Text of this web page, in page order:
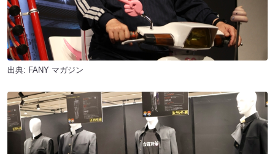
出典: FANY マガジン